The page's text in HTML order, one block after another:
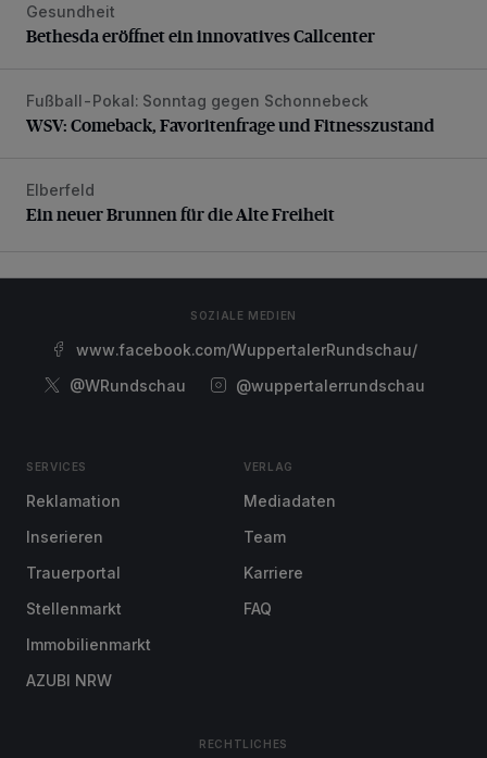
Bethesda eröffnet ein innovatives Callcenter
Gesundheit
Bethesda eröffnet ein innovatives Callcenter
WSV: Comeback, Favoritenfrage und Fitnesszustand
Fußball-Pokal: Sonntag gegen Schonnebeck
WSV: Comeback, Favoritenfrage und Fitnesszustand
Ein neuer Brunnen für die Alte Freiheit
Elberfeld
Ein neuer Brunnen für die Alte Freiheit
SOZIALE MEDIEN
www.facebook.com/WuppertalerRundschau/
@WRundschau
@wuppertalerrundschau
SERVICES
Reklamation
Inserieren
Trauerportal
Stellenmarkt
Immobilienmarkt
AZUBI NRW
VERLAG
Mediadaten
Team
Karriere
FAQ
RECHTLICHES